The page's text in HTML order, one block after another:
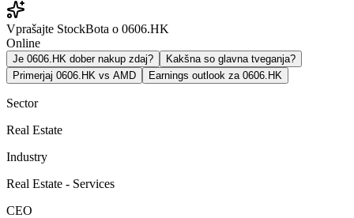
Vprašajte StockBota o 0606.HK
Online
Je 0606.HK dober nakup zdaj?
Kakšna so glavna tveganja?
Primerjaj 0606.HK vs AMD
Earnings outlook za 0606.HK
Sector
Real Estate
Industry
Real Estate - Services
CEO